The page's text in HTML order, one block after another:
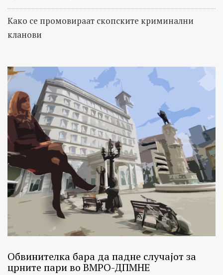
Како се промовираат скопските криминални
кланови
Обвинителка бара да падне случајот за
црните пари во ВМРО-ДПМНЕ